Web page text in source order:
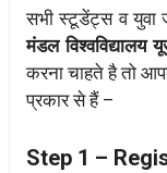
सभी स्टूडेंट्स व युवा
मंडल
करना चाहते है तो
प्रकार से हैं –
Step 1 –